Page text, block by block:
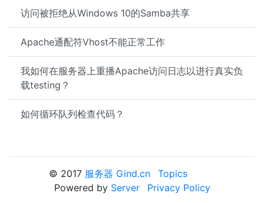
访问被拒绝从Windows 10的Samba共享
Apache通配符Vhost不能正常工作
我如何在服务器上重播Apache访问日志以进行真实负
载testing？
如何循环队列检查代码？
© 2017 服务器 Gind.cn
Topics
Powered by Server Privacy Policy